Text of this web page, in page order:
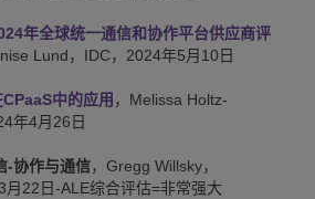
年全球统一通信和协作平台供应商评
Lund，IDC，2024年5月10日
中的应用 ，Melissa Holtz-
年4月26日
-协作与通信，Gregg Willsky，
22日-ALE综合评估=非常强大